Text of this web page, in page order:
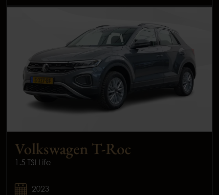
Volkswagen T-Roc
1.5 TSI Life
2023